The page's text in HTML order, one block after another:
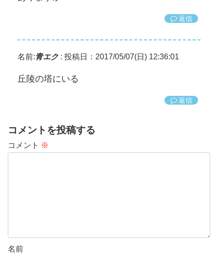
返信
名前:青エク : 投稿日：2017/05/07(日) 12:36:01
丘陵の塔にいる
返信
コメントを投稿する
コメント ※
名前